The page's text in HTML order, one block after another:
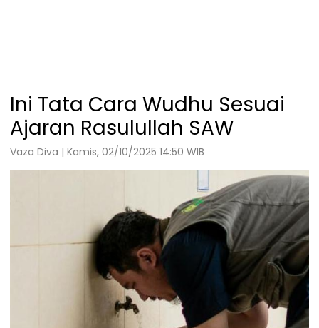
Ini Tata Cara Wudhu Sesuai
Ajaran Rasulullah SAW
Vaza Diva | Kamis, 02/10/2025 14:50 WIB